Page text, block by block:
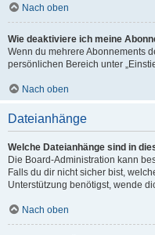
Nach oben
Wie deaktiviere ich meine
Wenn du mehrere Abonnements
persönlichen Bereich unter
Nach oben
Dateianhänge
Welche Dateianhänge sind in
Die Board-Administration kann
Falls du dir nicht sicher bist,
Unterstützung benötigst, wende
Nach oben